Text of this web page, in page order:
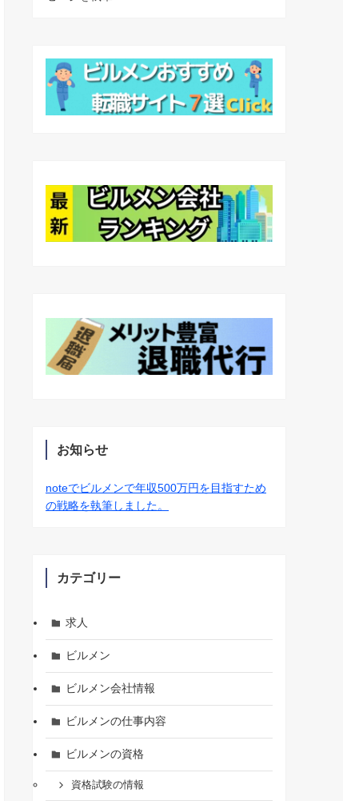
お知らせ
noteでビルメンで年収500万円を目指すため
の戦略を執筆しました。
カテゴリー
求人
ビルメン
ビルメン会社情報
ビルメンの仕事内容
ビルメンの資格
資格試験の情報